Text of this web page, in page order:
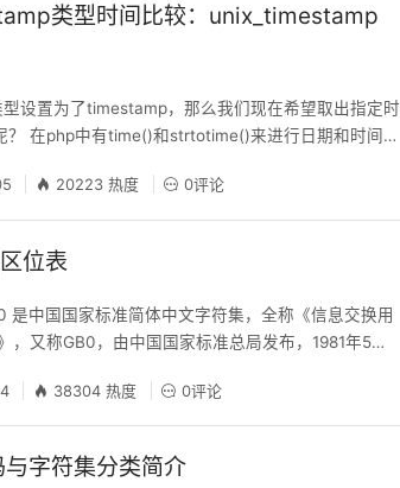
类型时间比较：unix_timestamp
设置为了timestamp，那么我们现在希望取出指定时
？ 在php中有time()和strtotime()来进行日期和时间戳
参考如下sql语句： Select * FROM (`x60_usr_subs
20223 热度 0评论
位表
是中国国家标准简体中文字符集，全称《信息交换用
，又称GB0，由中国国家标准总局发布，1981年5月1
其中一级汉字3755个，二级汉字3008个；同时收录
母、日文平假名及片假名字母、俄语西里尔字
38304 热度 0评论
字符集分类简介